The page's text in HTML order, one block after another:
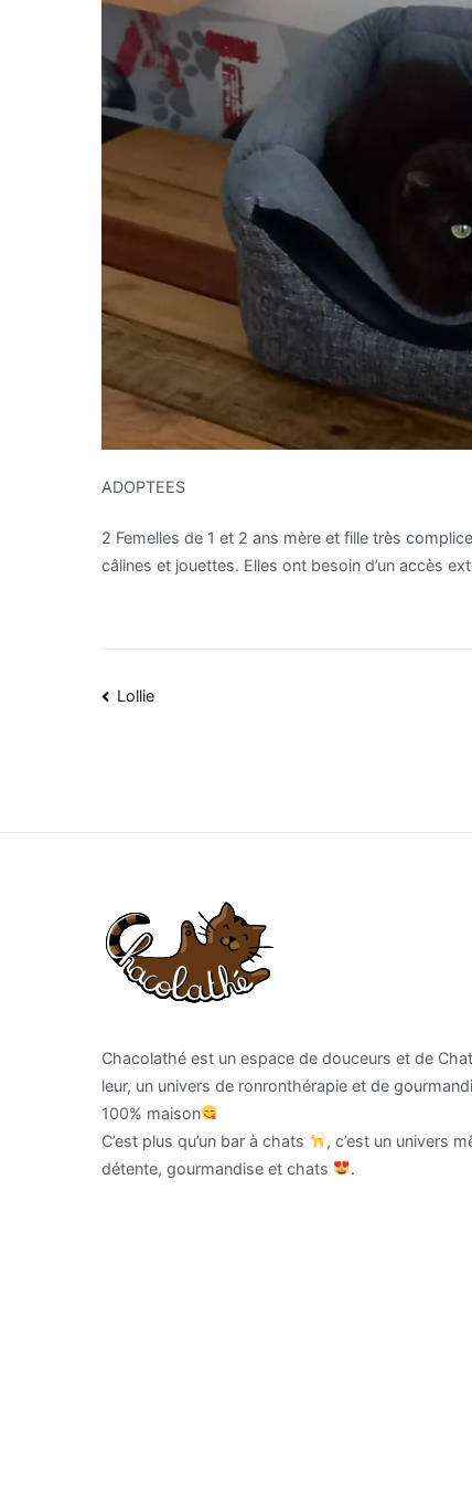
ADOPTEES
2 Femelles de 1 et 2 ans mère et fille très
câlines et jouettes. Elles ont besoin d’un accès
Navigation
Lollie
Chacolathé est un espace de douceurs et de
leur, un univers de ronronthérapie et de
100% maison
C’est plus qu’un bar à chats
, c’est un univers
détente, gourmandise et chats
.